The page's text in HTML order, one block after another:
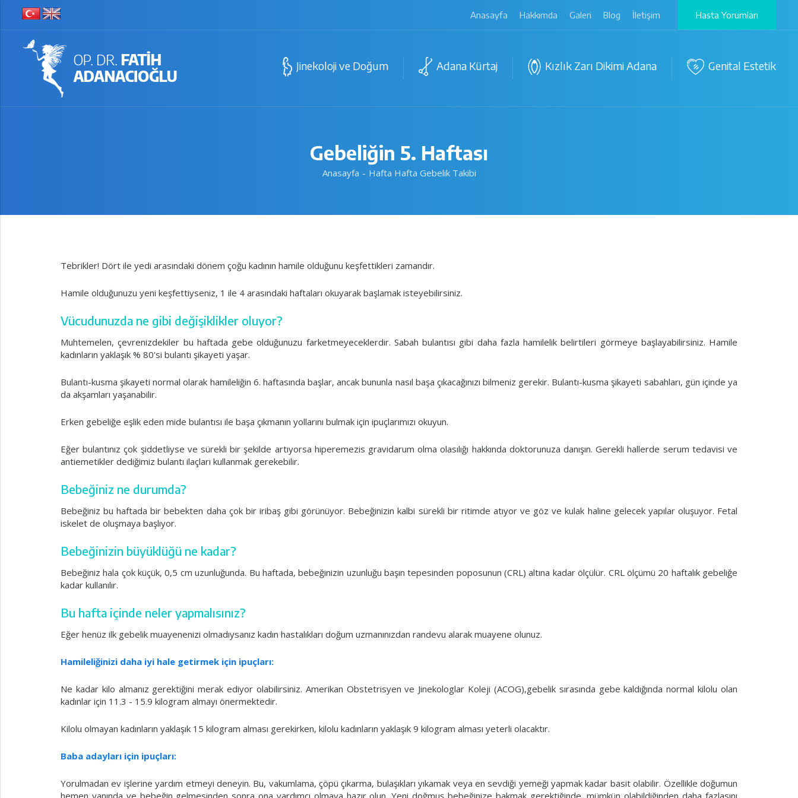
Hasta Yorumları
Anasayfa Hakkımda Galeri Blog İletişim
Jinekoloji ve Doğum Adana Kürtaj Kızlık Zarı Dikimi Adana Genital Estetik
Gebeliğin 5. Haftası
Anasayfa Hafta Hafta Gebelik Takibi
Tebrikler! Dört ile yedi arasındaki dönem çoğu kadının hamile olduğunu keşfettikleri zamandır.
Hamile olduğunuzu yeni keşfettiyseniz, 1 ile 4 arasındaki haftaları okuyarak başlamak isteyebilirsiniz.
Vücudunuzda ne gibi değişiklikler oluyor?
Muhtemelen, çevrenizdekiler bu haftada gebe olduğunuzu farketmeyeceklerdir. Sabah bulantısı gibi daha fazla hamilelik belirtileri görmeye başlayabilirsiniz. Hamile
kadınların yaklaşık % 80'si bulantı şikayeti yaşar.
Bulantı-kusma şikayeti normal olarak hamileliğin 6. haftasında başlar, ancak bununla nasıl başa çıkacağınızı bilmeniz gerekir. Bulantı-kusma şikayeti sabahları, gün içinde ya
da akşamları yaşanabilir.
Erken gebeliğe eşlik eden mide bulantısı ile başa çıkmanın yollarını bulmak için ipuçlarımızı okuyun.
Eğer bulantınız çok şiddetliyse ve sürekli bir şekilde artıyorsa hiperemezis gravidarum olma olasılığı hakkında doktorunuza danışın. Gerekli hallerde serum tedavisi ve
antiemetikler dediğimiz bulantı ilaçları kullanmak gerekebilir.
Bebeğiniz ne durumda?
Bebeğiniz bu haftada bir bebekten daha çok bir iribaş gibi görünüyor. Bebeğinizin kalbi sürekli bir ritimde atıyor ve göz ve kulak haline gelecek yapılar oluşuyor. Fetal
iskelet de oluşmaya başlıyor.
Bebeğinizin büyüklüğü ne kadar?
Bebeğiniz hala çok küçük, 0,5 cm uzunluğunda. Bu haftada, bebeğinizin uzunluğu başın tepesinden poposunun (CRL) altına kadar ölçülür. CRL ölçümü 20 haftalık gebeliğe
kadar kullanılır.
Bu hafta içinde neler yapmalısınız?
Eğer henüz ilk gebelik muayenenizi olmadıysanız kadın hastalıkları doğum uzmanınızdan randevu alarak muayene olunuz.
Hamileliğinizi daha iyi hale getirmek için ipuçları:
Ne kadar kilo almanız gerektiğini merak ediyor olabilirsiniz. Amerikan Obstetrisyen ve Jinekologlar Koleji (ACOG),gebelik sırasında gebe kaldığında normal kilolu olan
kadınlar için 11.3 - 15.9 kilogram almayı önermektedir.
Kilolu olmayan kadınların yaklaşık 15 kilogram alması gerekirken, kilolu kadınların yaklaşık 9 kilogram alması yeterli olacaktır.
Baba adayları için ipuçları:
Yorulmadan ev işlerine yardım etmeyi deneyin. Bu, vakumlama, çöpü çıkarma, bulaşıkları yıkamak veya en sevdiği yemeği yapmak kadar basit olabilir. Özellikle doğumun
hemen yanında ve bebeğin gelmesinden sonra ona yardımcı olmaya hazır olun. Yeni doğmuş bebeğinize bakmak gerektiğinde, mümkün olabildiğinden daha fazlasını